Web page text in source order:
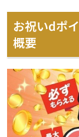
お祝いdポ
概要